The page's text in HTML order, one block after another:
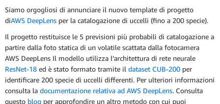
Siamo orgogliosi di annunciare il nuovo template di progetto
diAWS DeepLens per la catalogazione di uccelli (fino a 200 specie).
Il progetto restituisce le 5 previsioni più probabili di catalogazione a
partire dalla foto statica di un volatile scattata dalla fotocamera
AWS DeepLens Il modello utilizza l’architettura di rete neurale
ResNet-18 ed è stato formato tramite il dataset CUB-200 per
identificare 200 specie di uccelli differenti. Per ulteriori informazioni
consulta la documentazione relativa ad AWS DeepLens. Consulta
questo blog per approfondire un altro metodo con cui puoi